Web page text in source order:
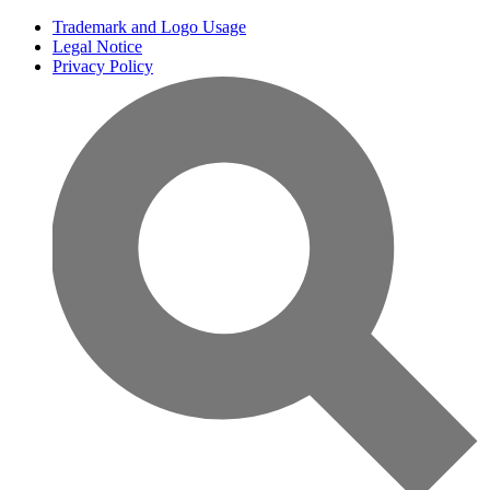
Trademark and Logo Usage
Legal Notice
Privacy Policy